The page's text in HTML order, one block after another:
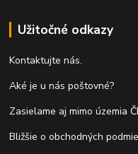
Užitočné odkazy
Kontaktujte nás.
Aké je u nás poštovné?
Zasielame aj mimo územia
Bližšie o obchodných